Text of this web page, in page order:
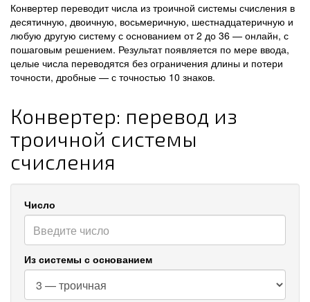
Конвертер переводит числа из троичной системы счисления в
десятичную, двоичную, восьмеричную, шестнадцатеричную и
любую другую систему с основанием от 2 до 36 — онлайн, с
пошаговым решением. Результат появляется по мере ввода,
целые числа переводятся без ограничения длины и потери
точности, дробные — с точностью 10 знаков.
Конвертер: перевод из
троичной системы
счисления
Число
Из системы с основанием